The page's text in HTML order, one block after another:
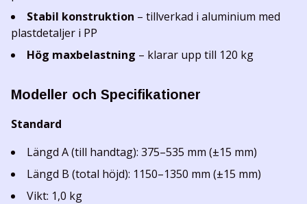
Stabil konstruktion – tillverkad i aluminium med
plastdetaljer i PP
Hög maxbelastning – klarar upp till 120 kg
Modeller och Specifikationer
Standard
Längd A (till handtag): 375–535 mm (±15 mm)
Längd B (total höjd): 1150–1350 mm (±15 mm)
Vikt: 1,0 kg